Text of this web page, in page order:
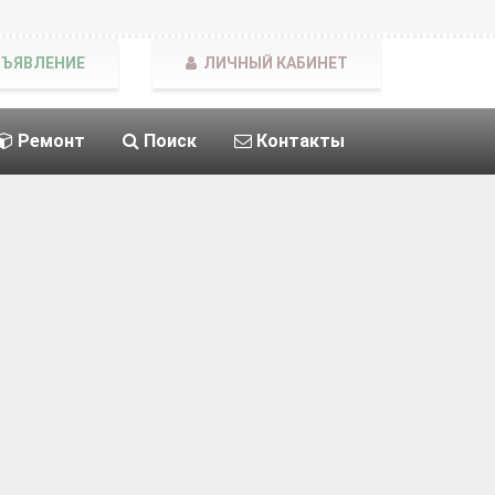
Ремонт Поиск Контакты
ЛИЧНЫЙ КАБИНЕТ